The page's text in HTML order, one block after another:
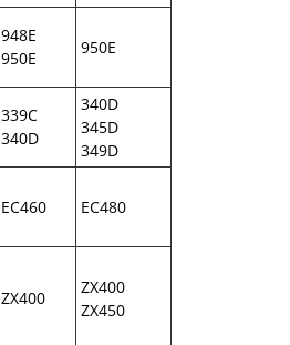
948E
950E
950E
339C
340D
340D
345D
349D
EC460 EC480
ZX400
ZX400
ZX450